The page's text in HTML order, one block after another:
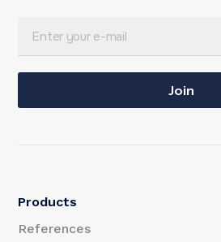
*
E
m
l
E
m
Join
Products
References